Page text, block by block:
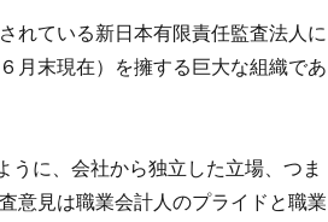
れている新日本有限責任監査法人に
月末現在）を擁する巨大な組織であ
に、会社から独立した立場、つま
意見は職業会計人のプライドと職業